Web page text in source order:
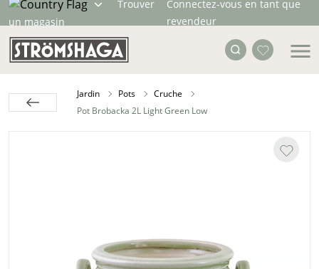
Trouver
un magasin
Connectez-vous en tant que
revendeur
Jardin Pots
Cruche
Pot Brobacka 2L Light Green Low